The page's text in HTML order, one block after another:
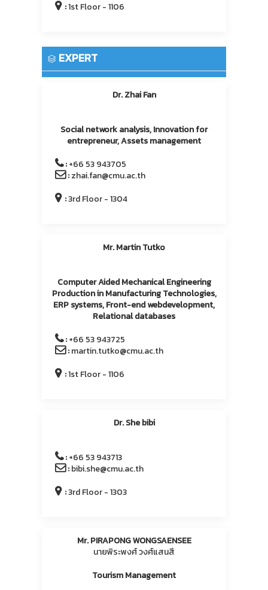
:1st Floor - 1106
EXPERT
Dr. Zhai Fan
Social network analysis, Innovation for
entrepreneur, Assets management
:+66 53 943705
:zhai.fan@cmu.ac.th
:3rd Floor - 1304
Mr. Martin Tutko
Computer Aided Mechanical Engineering
Production in Manufacturing Technologies,
ERP systems, Front-end webdevelopment,
Relational databases
:+66 53 943725
:martin.tutko@cmu.ac.th
:1st Floor - 1106
Dr. She bibi
:+66 53 943713
:bibi.she@cmu.ac.th
:3rd Floor - 1303
Mr. PIRAPONG WONGSAENSEE
นายพิระพงศ์ วงศ์แสนสี
Tourism Management